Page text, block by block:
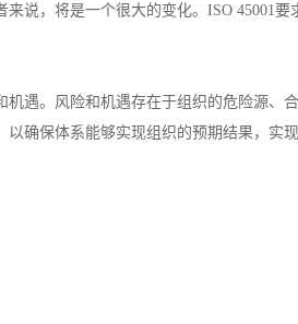
说，将是一个很大的变化。ISO 45001要
遇。风险和机遇存在于组织的危险源、
确保体系能够实现组织的预期结果，实